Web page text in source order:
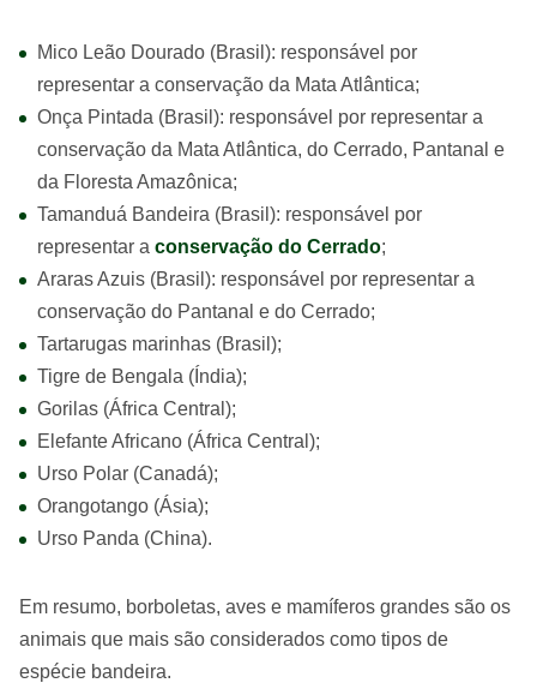
Mico Leão Dourado (Brasil): responsável por
representar a conservação da Mata Atlântica;
Onça Pintada (Brasil): responsável por representar a
conservação da Mata Atlântica, do Cerrado, Pantanal e
da Floresta Amazônica;
Tamanduá Bandeira (Brasil): responsável por
representar a conservação do Cerrado;
Araras Azuis (Brasil): responsável por representar a
conservação do Pantanal e do Cerrado;
Tartarugas marinhas (Brasil);
Tigre de Bengala (Índia);
Gorilas (África Central);
Elefante Africano (África Central);
Urso Polar (Canadá);
Orangotango (Ásia);
Urso Panda (China).
Em resumo, borboletas, aves e mamíferos grandes são os
animais que mais são considerados como tipos de
espécie bandeira.